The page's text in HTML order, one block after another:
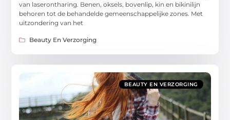
van laserontharing. Benen, oksels, bovenlip, kin en bikinilijn
behoren tot de behandelde gemeenschappelijke zones. Met
uitzondering van het
Beauty En Verzorging
BEAUTY EN VERZORGING